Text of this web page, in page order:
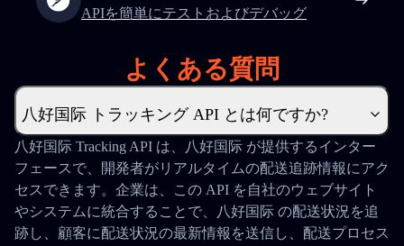
APIを簡単にテストおよびデバッグ
よくある質問
八好国际 トラッキング API とは何ですか?
八好国际 Tracking API は、八好国际 が提供するインター
フェースで、開発者がリアルタイムの配送追跡情報にアク
セスできます。企業は、この API を自社のウェブサイト
やシステムに統合することで、八好国际 の配送状況を追
跡し、顧客に配送状況の最新情報を送信し、配送プロセス